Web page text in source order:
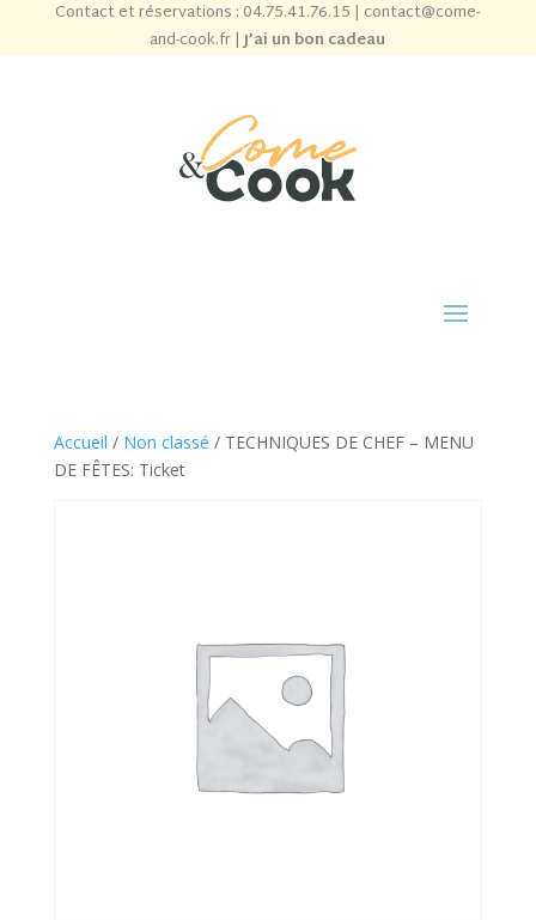
Contact et réservations : 04.75.41.76.15 | contact@come-
and-cook.fr|J’ai un bon cadeau
Accueil / Non classé / TECHNIQUES DE CHEF – MENU
DE FÊTES: Ticket